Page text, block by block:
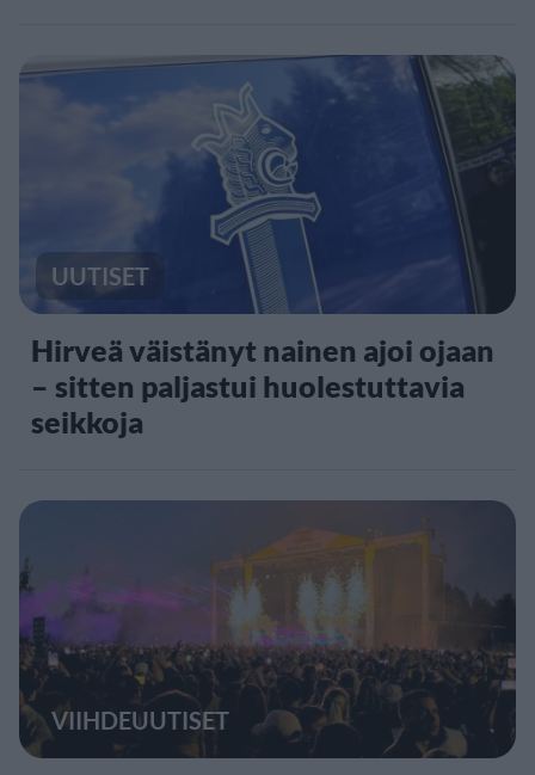
UUTISET
Hirveä väistänyt nainen ajoi ojaan
– sitten paljastui huolestuttavia
seikkoja
VIIHDEUUTISET